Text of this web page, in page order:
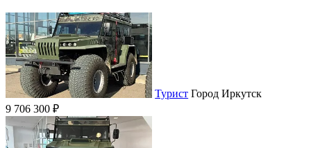
Турист ГородИркутск
9 706 300 ₽